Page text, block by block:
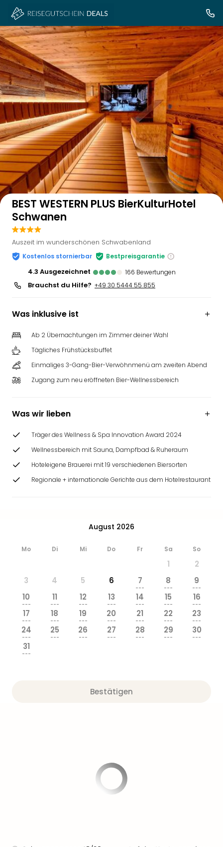
Auf der Karte anzeigen
BEST WESTERN PLUS BierKulturHotel
Schwanen
Auszeit im wunderschönen Schwabenland
Kostenlos stornierbar Bestpreisgarantie
4.3 ausgezeichnet 166 Bewertungen
Brauchst du Hilfe? +49 30 5444 55 855
Was inklusive ist
Ab 2 Übernachtungen im Zimmer deiner Wahl
Tägliches Frühstücksbuffet
Einmaliges 3-Gang-Bier-Verwöhnmenü am zweiten Abend
Zugang zum neu eröffneten Bier-Wellnessbereich
Was wir lieben
Träger des Wellness & Spa Innovation Award 2024
Wellnessbereich mit Sauna, Dampfbad & Ruheraum
Hoteleigene Brauerei mit 19 verschiedenen Biersorten
Regionale + internationale Gerichte aus dem Hotelrestaurant
August 2026
Mo Di Mi Do Fr Sa So
1
2
3
4 5 6 7
---
8
---
9
---
10
---
11
---
12
---
13
---
14
---
15
---
16
---
17
---
18
---
19
---
20
---
21
---
22
---
23
---
24
---
25
---
26
---
27
---
28
---
29
---
30
---
31
---
Bestätigen